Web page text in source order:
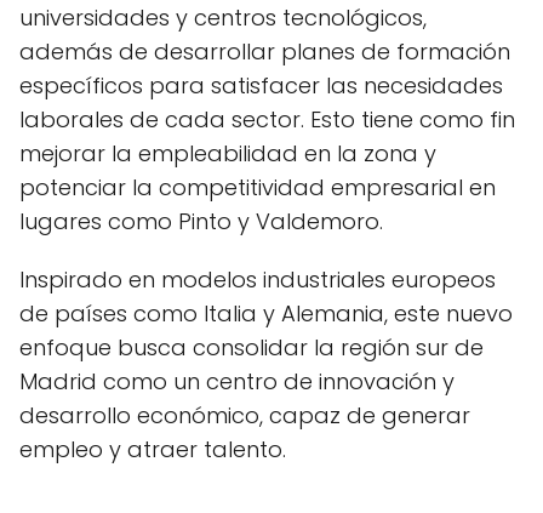
universidades y centros tecnológicos,
además de desarrollar planes de formación
específicos para satisfacer las necesidades
laborales de cada sector. Esto tiene como fin
mejorar la empleabilidad en la zona y
potenciar la competitividad empresarial en
lugares como Pinto y Valdemoro.
Inspirado en modelos industriales europeos
de países como Italia y Alemania, este nuevo
enfoque busca consolidar la región sur de
Madrid como un centro de innovación y
desarrollo económico, capaz de generar
empleo y atraer talento.